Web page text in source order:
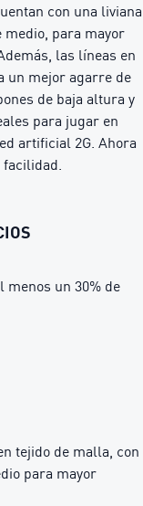
con una liviana
para mayor
las líneas en
un mejor agarre de
de baja altura y
para jugar en
artificial 2G. Ahora
menos un 30% de
tejido de malla, con
para mayor